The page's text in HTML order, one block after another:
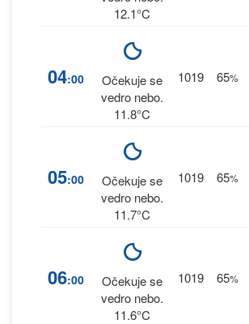
12.1°C
04:00
Očekuje se
vedro nebo.
11.8°C
1019 65%
05:00
Očekuje se
vedro nebo.
11.7°C
1019 65%
06:00
Očekuje se
vedro nebo.
11.6°C
1019 65%